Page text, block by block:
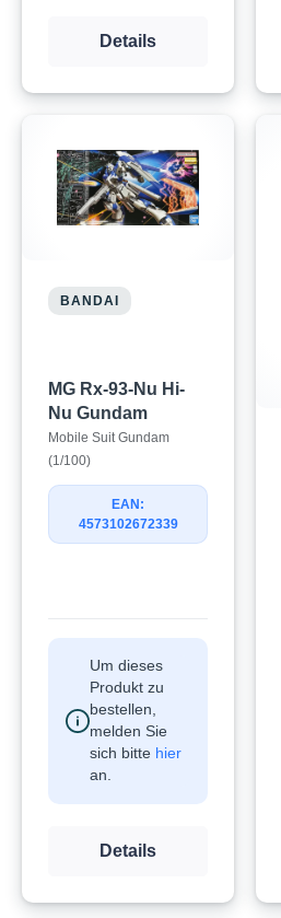
Details
BANDAI
MG Rx-93-Nu Hi-
Nu Gundam
Mobile Suit Gundam
(1/100)
EAN:
4573102672339
Um dieses
Produkt zu
bestellen,
melden Sie
sich bitte hier
an.
Details